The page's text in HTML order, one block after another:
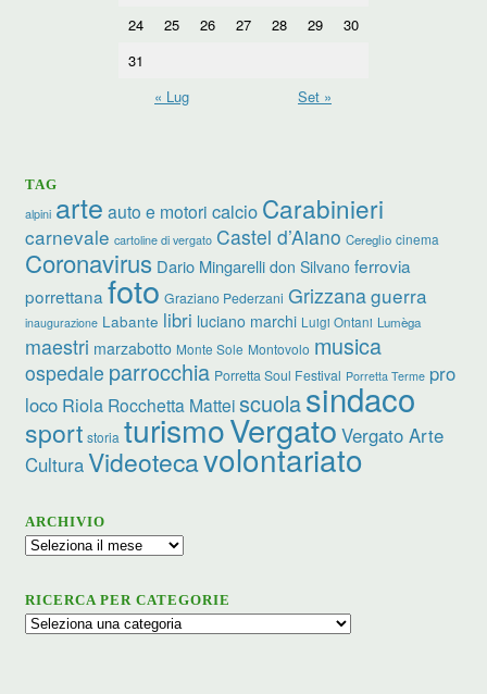
24
25 26 27 28 29
30
31
« Lug
Set »
TAG
alpini arte auto e motori calcio Carabinieri
carnevale cartoline di vergato Castel d’Aiano Cereglio cinema
Coronavirus Dario Mingarelli don Silvano ferrovia
porrettana foto Graziano Pederzani Grizzanaguerra
inaugurazione Labante libri luciano marchi Luigi Ontani Lumèga
maestri marzabotto Monte Sole Montovolo musica
ospedale parrocchia Porretta Soul Festival Porretta Terme pro
loco Riola Rocchetta Matteiscuolasindaco
sport storia turismoVergato Vergato Arte
CulturaVideotecavolontariato
ARCHIVIO
Archivio
RICERCA PER CATEGORIE
Ricerca